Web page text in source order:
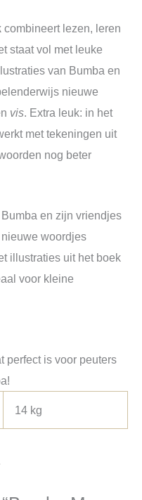
combineert lezen, leren
staat vol met leuke
van Bumba en
nieuwe
vis. Extra leuk: in het
met tekeningen uit
nog beter
en zijn vriendjes
woordjes
illustraties uit het boek
voor kleine
perfect is voor peuters
14 kg